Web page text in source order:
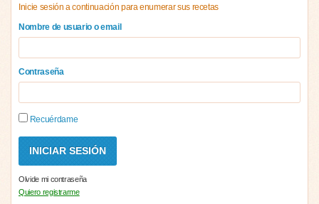
Inicie sesión a continuación para enumerar sus recetas
Nombre de usuario o email
Contraseña
Recuérdame
Olvide mi contraseña
Quiero registrarme